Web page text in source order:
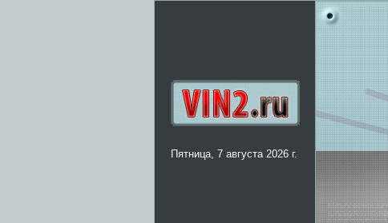
Пятница, 7 августа 2026 г.